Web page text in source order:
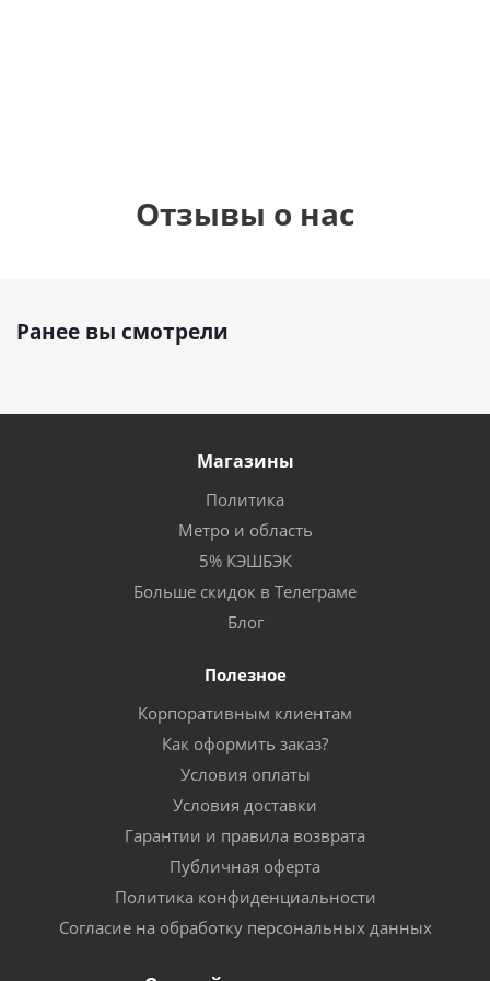
Отзывы о нас
Ранее вы смотрели
Магазины
Политика
Метро и область
5% КЭШБЭК
Больше скидок в Телеграме
Блог
Полезное
Корпоративным клиентам
Как оформить заказ?
Условия оплаты
Условия доставки
Гарантии и правила возврата
Публичная оферта
Политика конфиденциальности
Согласие на обработку персональных данных